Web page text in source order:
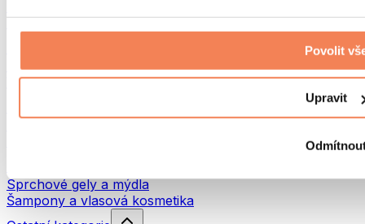
Povolit
Upravit
Turistika
Red Light Therapy
Vodní filtry a konvice
Sprchové gely a mýdla
Šampony a vlasová kosmetika